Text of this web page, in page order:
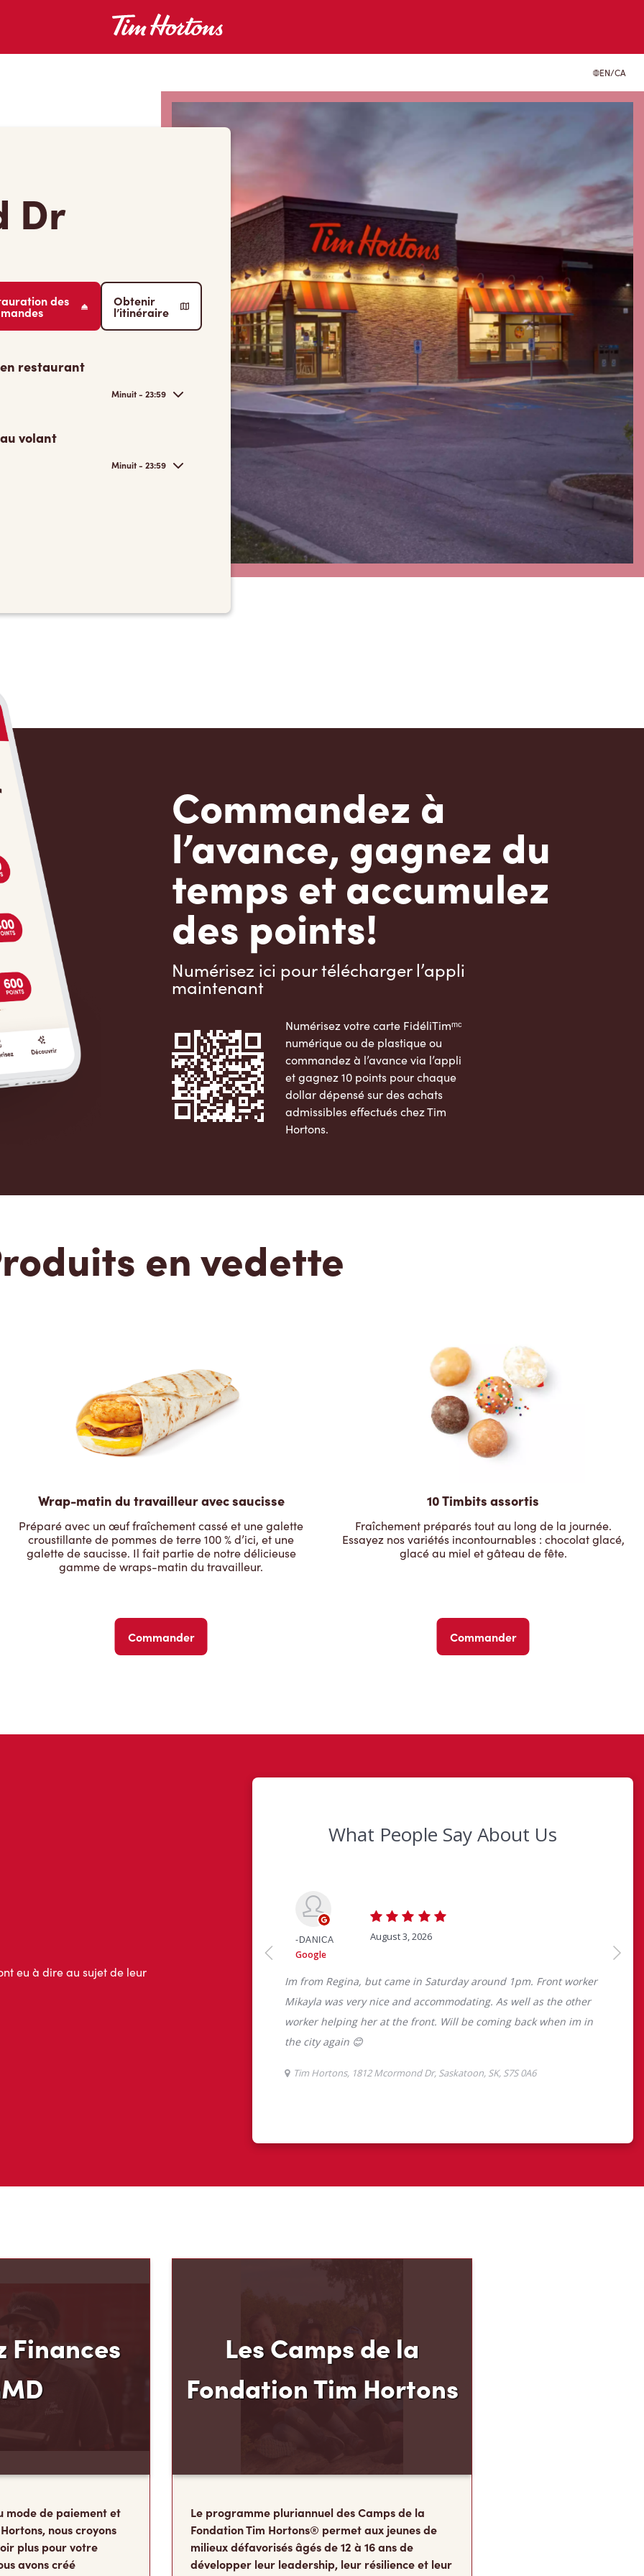
EN/CA
Dr
des Obtenir
l’itinéraire
restaurant
Minuit - 23:59
volant
Minuit - 23:59
Commandez à
l’avance, gagnez du
temps et accumulez
des points!
Numérisez ici pour télécharger l’appli
maintenant
Numérisez votre carte FidéliTimᵐᶜ
numérique ou de plastique ou
commandez à l’avance via l’appli
et gagnez 10 points pour chaque
dollar dépensé sur des achats
admissibles effectués chez Tim
Hortons.
en vedette
Wrap-matin du travailleur avec saucisse
Préparé avec un œuf fraîchement cassé et une galette
croustillante de pommes de terre 100 % d’ici, et une
galette de saucisse. Il fait partie de notre délicieuse
gamme de wraps-matin du travailleur.
Commander
10 Timbits assortis
Fraîchement préparés tout au long de la journée.
Essayez nos variétés incontournables : chocolat glacé,
glacé au miel et gâteau de fête.
Commander
mode de paiement et
de crédit TimMD,
magasinez.
sens des responsabilités, au moment carrefour
de leur vie où ils déterminent ce qu’ils
deviendront à l’âge adulte.